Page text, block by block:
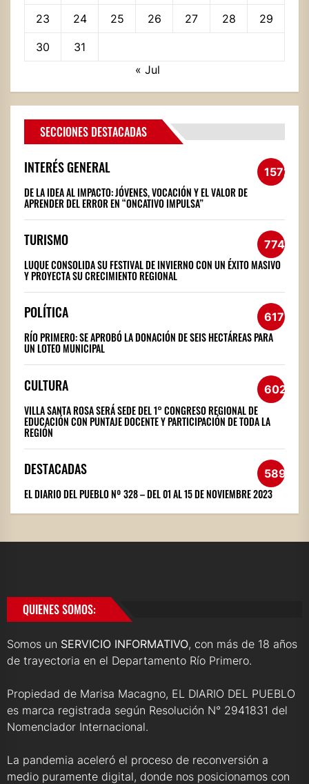
23 24 25 26 27 28 29
30
31
« Jul
SECCIONES DESTACADAS
INTERÉS GENERAL 1572
DE LA IDEA AL IMPACTO: JÓVENES, VOCACIÓN Y EL VALOR DE
APRENDER DEL ERROR EN “ONCATIVO IMPULSA”
TURISMO 774
LUQUE CONSOLIDA SU FESTIVAL DE INVIERNO CON UN ÉXITO MASIVO
Y PROYECTA SU CRECIMIENTO REGIONAL
POLÍTICA 617
RÍO PRIMERO: SE APROBÓ LA DONACIÓN DE SEIS HECTÁREAS PARA
UN LOTEO MUNICIPAL
CULTURA 602
VILLA SANTA ROSA SERÁ SEDE DEL 1° CONGRESO REGIONAL DE
EDUCACIÓN CON PUNTAJE DOCENTE Y PARTICIPACIÓN DE TODA LA
REGIÓN
DESTACADAS 589
EL DIARIO DEL PUEBLO Nº 328 – DEL 01 AL 15 DE NOVIEMBRE 2023
QUIENES SOMOS:
Somos un SERVICIO INFORMATIVO, con más de 18 años
de trayectoria en el Departamento Río Primero.
Propiedad de Marisa Macagno, EL DIARIO DEL PUEBLO
es marca registrada según Resolución N° 2941831 del
Nomenclador Internacional.
La pandemia aceleró el proceso de reconversión a
medio puramente digital, donde nos posicionamos con